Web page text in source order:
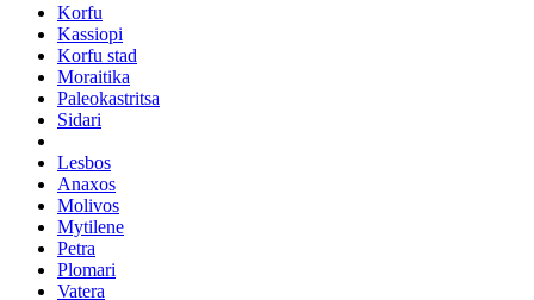
Korfu
Kassiopi
Korfu stad
Moraitika
Paleokastritsa
Sidari
Lesbos
Anaxos
Molivos
Mytilene
Petra
Plomari
Vatera